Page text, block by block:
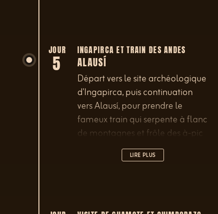
JOUR
5
INGAPIRCA ET TRAIN DES ANDES
ALAUSÍ
Départ vers le site archéologique
d'Ingapirca, puis continuation
vers Alausí, pour prendre le
fameux train qui serpente à flanc
de montagnes et frôle des à-pic
vertigineux, emprunte des ponts
étroits et plonge dans une gorge
LIRE PLUS